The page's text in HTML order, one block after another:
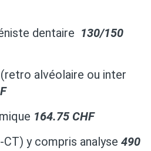
dentaire 130/150
alvéolaire ou inter
164.75 CHF
CT) y compris analyse 490